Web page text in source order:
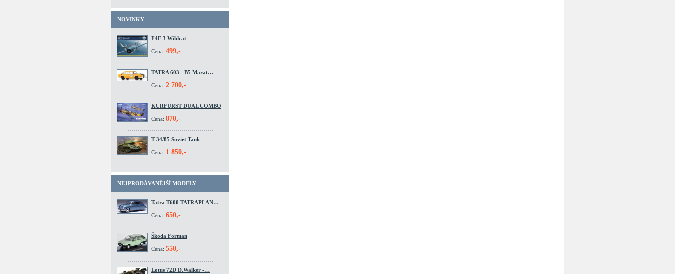
NOVINKY
F4F 3 Wildcat
Cena: 499,-
TATRA 603 - B5 Marat…
Cena: 2 700,-
KURFÜRST DUAL COMBO
Cena: 870,-
T 34/85 Soviet Tank
Cena: 1 850,-
NEJPRODÁVANĚJŠÍ MODELY
Tatra T600 TATRAPLAN…
Cena: 650,-
Škoda Forman
Cena: 550,-
Lotus 72D D.Walker -…